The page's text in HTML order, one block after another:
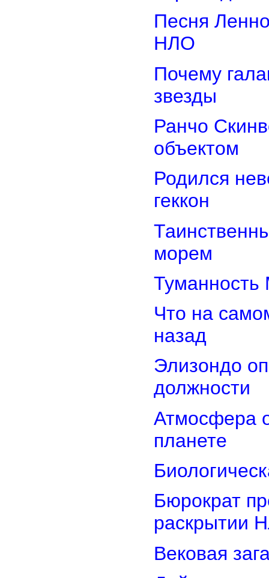
Песня
НЛО
Почему
звезды
Ранчо
объектом
Родился
геккон
морем
Туманность
Что на
назад
Элизондо
должности
Атмосфера
планете
Бюрократ
раскрытии
Вековая